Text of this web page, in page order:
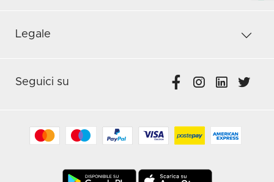
Legale
Seguici su